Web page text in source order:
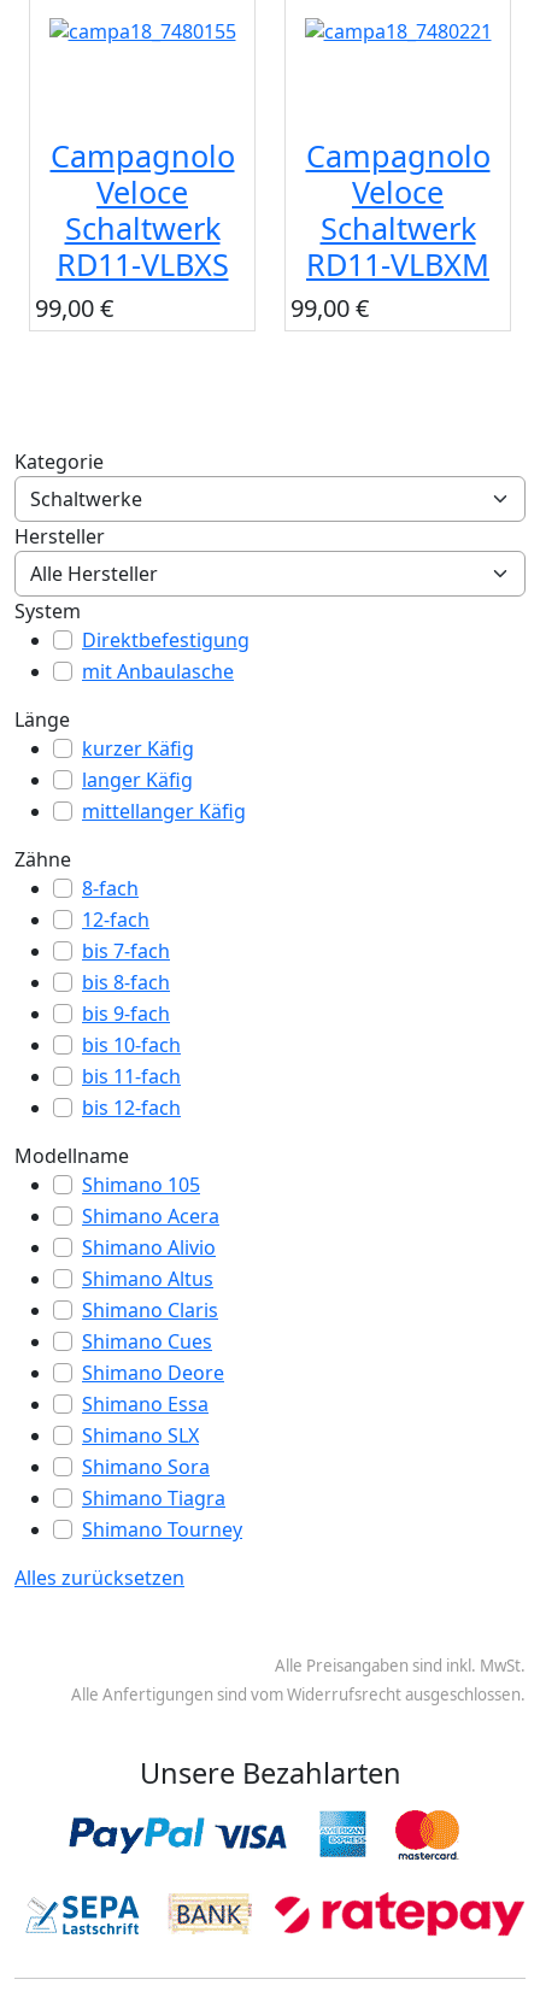
Campagnolo
Veloce
Schaltwerk
RD11-VLBXS
99,00 €
Campagnolo
Veloce
Schaltwerk
RD11-VLBXM
99,00 €
Kategorie
Hersteller
System
Direktbefestigung
mit Anbaulasche
Länge
kurzer Käfig
langer Käfig
mittellanger Käfig
Zähne
8-fach
12-fach
bis 7-fach
bis 8-fach
bis 9-fach
bis 10-fach
bis 11-fach
bis 12-fach
Modellname
Shimano 105
Shimano Acera
Shimano Alivio
Shimano Altus
Shimano Claris
Shimano Cues
Shimano Deore
Shimano Essa
Shimano SLX
Shimano Sora
Shimano Tiagra
Shimano Tourney
Alles zurücksetzen
Alle Preisangaben sind inkl. MwSt.
Alle Anfertigungen sind vom Widerrufsrecht ausgeschlossen.
Unsere Bezahlarten